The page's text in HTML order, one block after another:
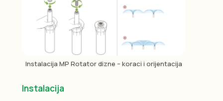
Instalacija MP Rotator dizne – koraci i orijentacija
Instalacija